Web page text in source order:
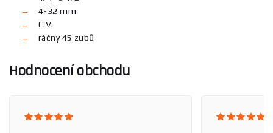
4-32 mm
C.V.
ráčny 45 zubů
Hodnocení obchodu